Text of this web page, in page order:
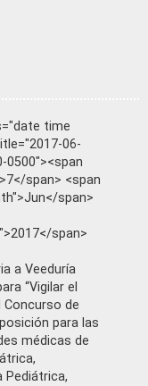
time
06-
0500"><span
span> <span
span>
span>
a Veeduría
“Vigilar el
de
para las
médicas de
Pediátrica,